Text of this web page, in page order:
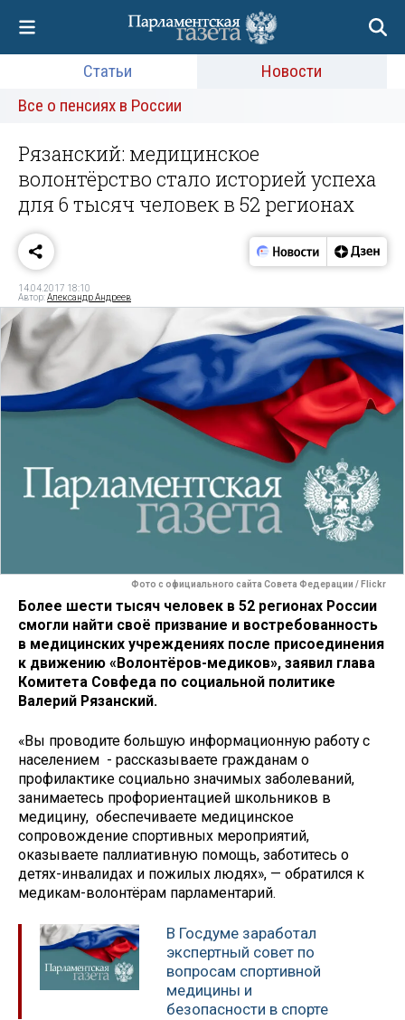
Статьи
Новости
Все о пенсиях в России
Рязанский: медицинское
волонтёрство стало историей успеха
для 6 тысяч человек в 52 регионах
14.04.2017 18:10
Автор:Александр Андреев
Фото с официального сайта Совета Федерации / Flickr
Более шести тысяч человек в 52 регионах России
смогли найти своё призвание и востребованность
в медицинских учреждениях после присоединения
к движению «Волонтёров-медиков», заявил глава
Комитета Совфеда по социальной политике
Валерий Рязанский.
«Вы проводите большую информационную работу с
населением - рассказываете гражданам о
профилактике социально значимых заболеваний,
занимаетесь профориентацией школьников в
медицину, обеспечиваете медицинское
сопровождение спортивных мероприятий,
оказываете паллиативную помощь, заботитесь о
детях-инвалидах и пожилых людях», — обратился к
медикам-волонтёрам парламентарий.
В Госдуме заработал
экспертный совет по
вопросам спортивной
медицины и
безопасности в спорте